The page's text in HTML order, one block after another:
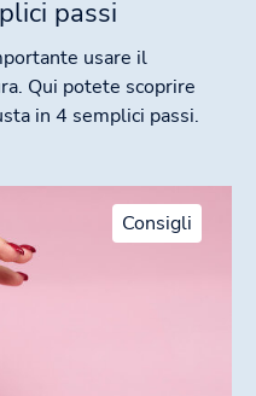
passi
usare il
Qui potete scoprire
in 4 semplici passi.
Consigli